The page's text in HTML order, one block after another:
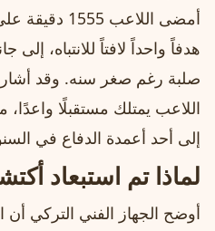
أمضى اللاعب
هدفاً واحداً لافتاً للانتباه،
صلبة رغم صغر سنه. وقد أشار
اللاعب يمتلك مستقبلًا واعدًا،
إلى أحد أعمدة الدفاع في
لماذا تم استبعاد
أوضح الجهاز الفني التركي أن